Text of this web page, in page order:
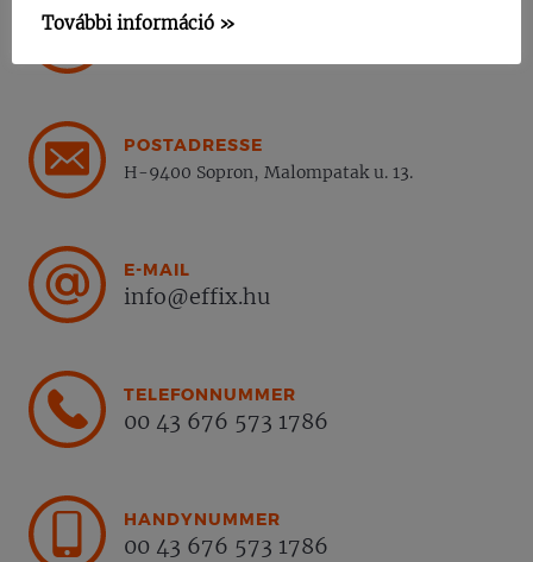
BÜRO
POSTADRESSE
H-9400 Sopron, Malompatak u. 13.
E-MAIL
info@effix.hu
TELEFONNUMMER
00 43 676 573 1786
HANDYNUMMER
00 43 676 573 1786
További információ »